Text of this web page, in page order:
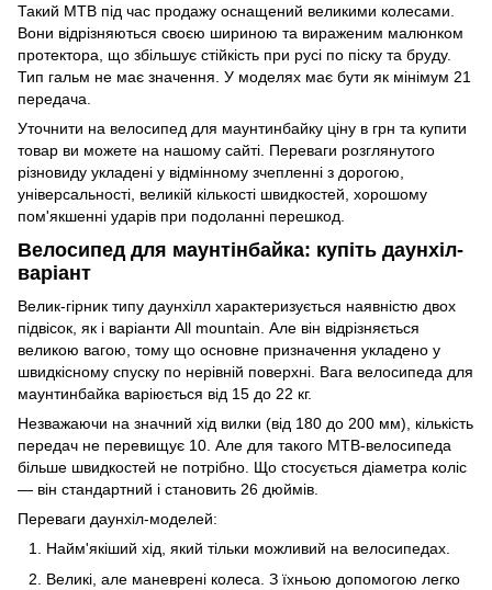
Такий MTB під час продажу оснащений великими колесами.
Вони відрізняються своєю шириною та вираженим малюнком
протектора, що збільшує стійкість при русі по піску та бруду.
Тип гальм не має значення. У моделях має бути як мінімум 21
передача.
Уточнити на велосипед для маунтинбайку ціну в грн та купити
товар ви можете на нашому сайті. Переваги розглянутого
різновиду укладені у відмінному зчепленні з дорогою,
універсальності, великій кількості швидкостей, хорошому
пом'якшенні ударів при подоланні перешкод.
Велосипед для маунтінбайка: купіть даунхіл-
варіант
Велик-гірник типу даунхілл характеризується наявністю двох
підвісок, як і варіанти All mountain. Але він відрізняється
великою вагою, тому що основне призначення укладено у
швидкісному спуску по нерівній поверхні. Вага велосипеда для
маунтинбайка варіюється від 15 до 22 кг.
Незважаючи на значний хід вилки (від 180 до 200 мм), кількість
передач не перевищує 10. Але для такого MTB-велосипеда
більше швидкостей не потрібно. Що стосується діаметра коліс
— він стандартний і становить 26 дюймів.
Переваги даунхіл-моделей:
Найм'якіший хід, який тільки можливий на велосипедах.
Великі, але маневрені колеса. З їхньою допомогою легко